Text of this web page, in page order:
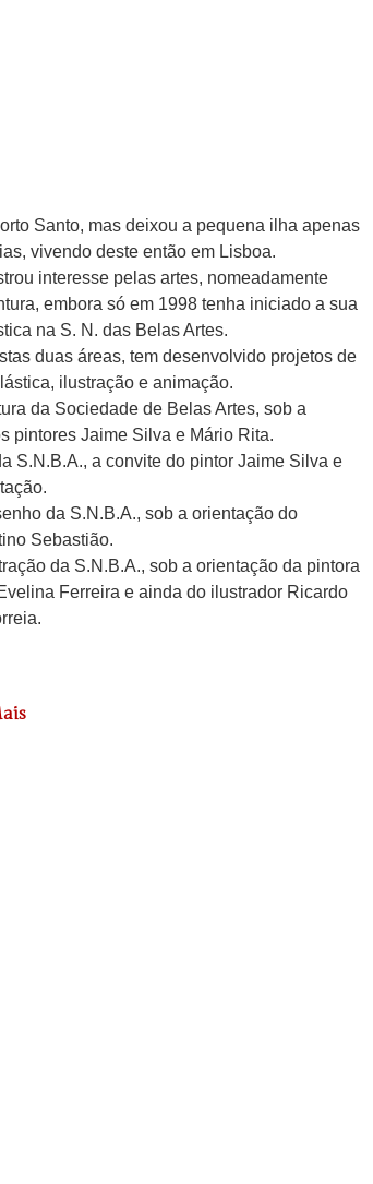
Santo, mas deixou a pequena ilha apenas
vivendo deste então em Lisboa.
interesse pelas artes, nomeadamente
embora só em 1998 tenha iniciado a sua
na S. N. das Belas Artes.
duas áreas, tem desenvolvido projetos de
ilustração e animação.
da Sociedade de Belas Artes, sob a
pintores Jaime Silva e Mário Rita.
S.N.B.A., a convite do pintor Jaime Silva e
da S.N.B.A., sob a orientação do
Sebastião.
da S.N.B.A., sob a orientação da pintora
Ferreira e ainda do ilustrador Ricardo